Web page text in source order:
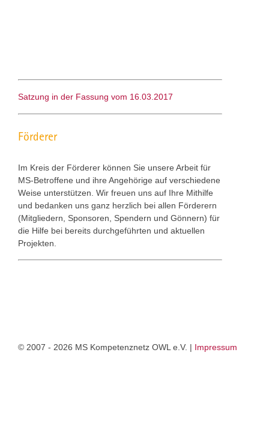
Satzung in der Fassung vom 16.03.2017
Förderer
Im Kreis der Förderer können Sie unsere Arbeit für
MS-Betroffene und ihre Angehörige auf verschiedene
Weise unterstützen. Wir freuen uns auf Ihre Mithilfe
und bedanken uns ganz herzlich bei allen Förderern
(Mitgliedern, Sponsoren, Spendern und Gönnern) für
die Hilfe bei bereits durchgeführten und aktuellen
Projekten.
© 2007 - 2026 MS Kompetenznetz OWL e.V. | Impressum